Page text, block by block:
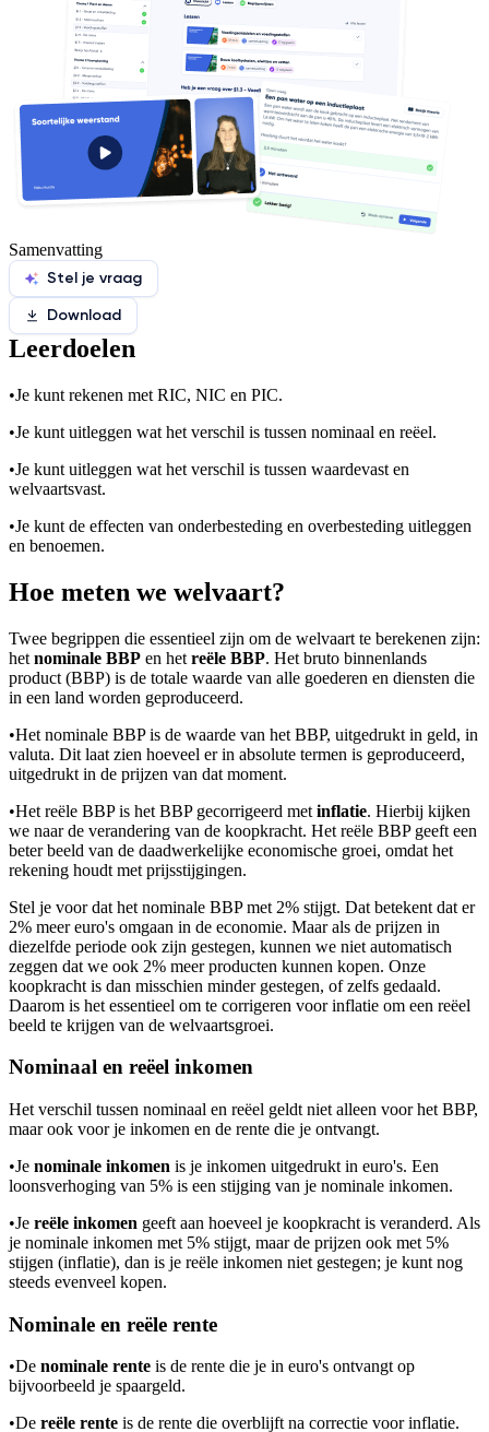
Samenvatting
Stel je vraag
Download
Leerdoelen
•Je kunt rekenen met RIC, NIC en PIC.
•Je kunt uitleggen wat het verschil is tussen nominaal en reëel.
•Je kunt uitleggen wat het verschil is tussen waardevast en
welvaartsvast.
•Je kunt de effecten van onderbesteding en overbesteding uitleggen
en benoemen.
Hoe meten we welvaart?
Twee begrippen die essentieel zijn om de welvaart te berekenen zijn:
het nominale BBP en het reële BBP. Het bruto binnenlands
product (BBP) is de totale waarde van alle goederen en diensten die
in een land worden geproduceerd.
•Het nominale BBP is de waarde van het BBP, uitgedrukt in geld, in
valuta. Dit laat zien hoeveel er in absolute termen is geproduceerd,
uitgedrukt in de prijzen van dat moment.
•Het reële BBP is het BBP gecorrigeerd met inflatie. Hierbij kijken
we naar de verandering van de koopkracht. Het reële BBP geeft een
beter beeld van de daadwerkelijke economische groei, omdat het
rekening houdt met prijsstijgingen.
Stel je voor dat het nominale BBP met 2% stijgt. Dat betekent dat er
2% meer euro's omgaan in de economie. Maar als de prijzen in
diezelfde periode ook zijn gestegen, kunnen we niet automatisch
zeggen dat we ook 2% meer producten kunnen kopen. Onze
koopkracht is dan misschien minder gestegen, of zelfs gedaald.
Daarom is het essentieel om te corrigeren voor inflatie om een reëel
beeld te krijgen van de welvaartsgroei.
Nominaal en reëel inkomen
Het verschil tussen nominaal en reëel geldt niet alleen voor het BBP,
maar ook voor je inkomen en de rente die je ontvangt.
•Je nominale inkomen is je inkomen uitgedrukt in euro's. Een
loonsverhoging van 5% is een stijging van je nominale inkomen.
•Je reële inkomen geeft aan hoeveel je koopkracht is veranderd. Als
je nominale inkomen met 5% stijgt, maar de prijzen ook met 5%
stijgen (inflatie), dan is je reële inkomen niet gestegen; je kunt nog
steeds evenveel kopen.
Nominale en reële rente
•De nominale rente is de rente die je in euro's ontvangt op
bijvoorbeeld je spaargeld.
•De reële rente is de rente die overblijft na correctie voor inflatie.